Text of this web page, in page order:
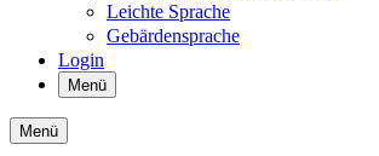
Leichte Sprache
Gebärdensprache
Login
Menü
Menü